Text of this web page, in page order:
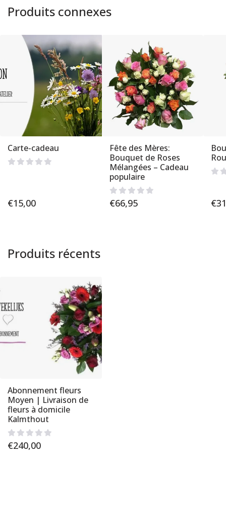
Produits connexes
Carte-cadeau
€15,00
Fête des Mères:
Bouquet de Roses
Mélangées – Cadeau
populaire
€66,95 €
Produits récents
Abonnement fleurs
Moyen | Livraison de
fleurs à domicile
Kalmthout
€240,00